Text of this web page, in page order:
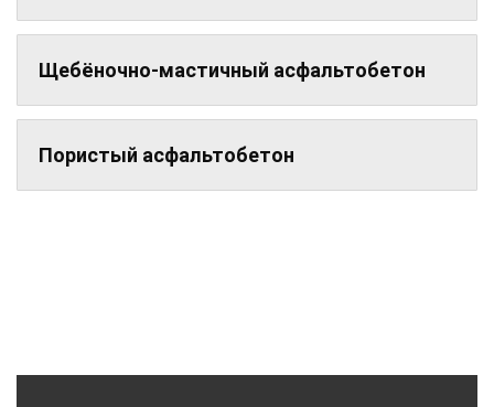
Щебёночно-мастичный асфальтобетон
Пористый асфальтобетон